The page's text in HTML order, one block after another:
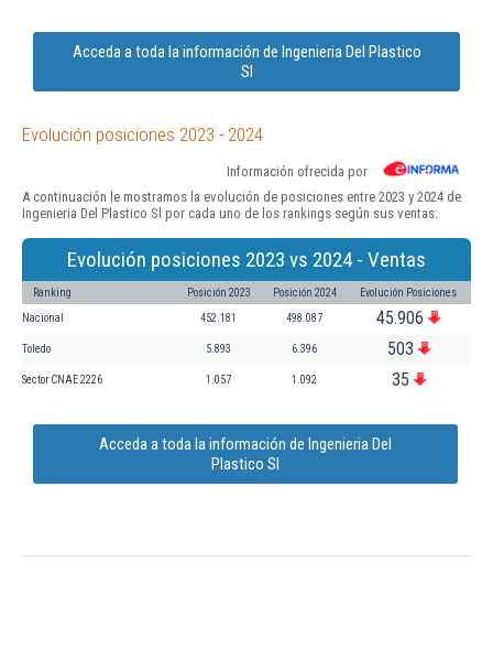
Acceda a toda la información de Ingenieria Del Plastico
Sl
Evolución posiciones 2023 - 2024
Información ofrecida por
A continuación le mostramos la evolución de posiciones entre 2023 y 2024 de
Ingenieria Del Plastico Sl por cada uno de los rankings según sus ventas:
Evolución posiciones 2023 vs 2024 - Ventas
Ranking Posición 2023 Posición 2024 Evolución Posiciones
Nacional 452.181 498.087 45.906
Toledo 5.893 6.396 503
Sector CNAE 2226 1.057 1.092 35
Acceda a toda la información de Ingenieria Del
Plastico Sl